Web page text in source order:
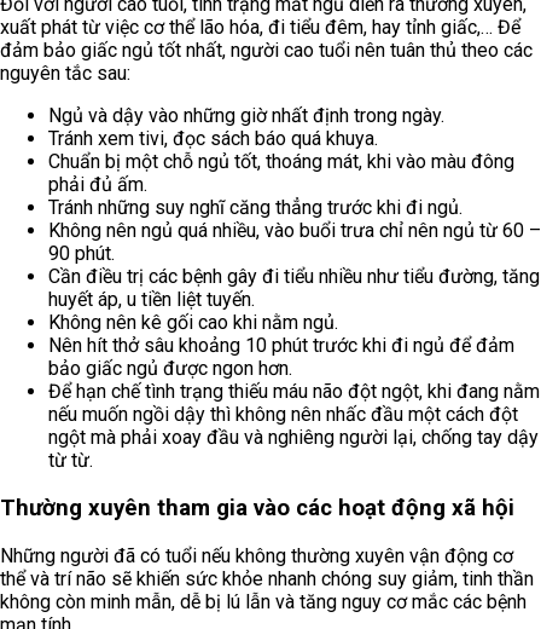
xuất phát từ việc cơ thể lão hóa, đi tiểu đêm, hay tỉnh giấc,… Để
đảm bảo giấc ngủ tốt nhất, người cao tuổi nên tuân thủ theo các
nguyên tắc sau:
Ngủ và dậy vào những giờ nhất định trong ngày.
Tránh xem tivi, đọc sách báo quá khuya.
Chuẩn bị một chỗ ngủ tốt, thoáng mát, khi vào màu đông
phải đủ ấm.
Tránh những suy nghĩ căng thẳng trước khi đi ngủ.
Không nên ngủ quá nhiều, vào buổi trưa chỉ nên ngủ từ 60 –
90 phút.
Cần điều trị các bệnh gây đi tiểu nhiều như tiểu đường, tăng
huyết áp, u tiền liệt tuyến.
Không nên kê gối cao khi nằm ngủ.
Nên hít thở sâu khoảng 10 phút trước khi đi ngủ để đảm
bảo giấc ngủ được ngon hơn.
Để hạn chế tình trạng thiếu máu não đột ngột, khi đang nằm
nếu muốn ngồi dậy thì không nên nhấc đầu một cách đột
ngột mà phải xoay đầu và nghiêng người lại, chống tay dậy
từ từ.
Thường xuyên tham gia vào các hoạt động xã hội
Những người đã có tuổi nếu không thường xuyên vận động cơ
thể và trí não sẽ khiến sức khỏe nhanh chóng suy giảm, tinh thần
không còn minh mẫn, dễ bị lú lẫn và tăng nguy cơ mắc các bệnh
mạn tính.